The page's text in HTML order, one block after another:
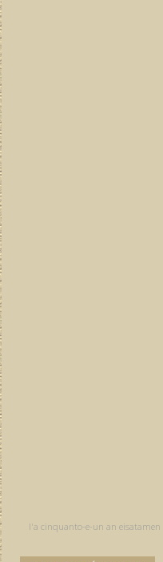
I'a cinquanto-e-un an eisatamen